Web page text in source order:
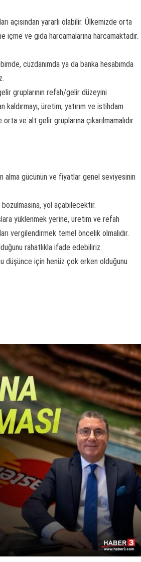
açısından yararlı olabilir. Ülkemizde orta
içme ve gıda harcamalarına harcamaktadır.
cüzdanımda ya da banka hesabımda
gruplarının refah/gelir düzeyini
üretim, yatırım ve istihdam
ve alt gelir gruplarına çıkarılmamalıdır.
alma gücünün ve fiyatlar genel seviyesinin
yol açabilecektir.
yüklenmek yerine, üretim ve refah
vergilendirmek temel öncelik olmalıdır.
rahatlıkla ifade edebiliriz.
düşünce için henüz çok erken olduğunu